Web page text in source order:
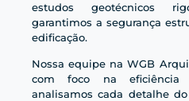
estudos geotécnicos
garantimos a segurança
edificação.
Nossa equipe na WGB
com foco na eficiência
analisamos cada detalhe